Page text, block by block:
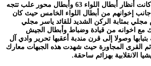
بعد تطهير جبل سبهطل كانت أنظار أبطال اللواء 63 وأبطال محور علب تتجه
جانب إخوانهم من أبطال اللواء الخامس حيث كان
بمثابة الركن الشديد للقائد ياسر مجلي
مع اخوانه من قيادة وضباط وأبطال الجيش
وصولا إلى قرن مندبة أعقبها تحرير وادي آل
ثم القرى المجاورة حيث شهدت هذه الجبهات معارك
الانقلابية بهزائم ساحقة.